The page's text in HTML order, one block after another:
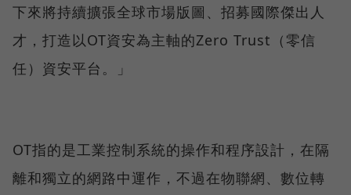
下來將持續擴張全球市場版圖、招募國際傑出人
才，打造以OT資安為主軸的Zero Trust（零信
任）資安平台。」
OT指的是工業控制系統的操作和程序設計，在隔
離和獨立的網路中運作，不過在物聯網、數位轉